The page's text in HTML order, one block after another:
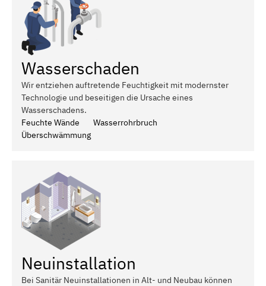
Wasserschaden
Wir entziehen auftretende Feuchtigkeit mit modernster
Technologie und beseitigen die Ursache eines
Wasserschadens.
Feuchte Wände
Wasserrohrbruch
Überschwämmung
Neuinstallation
Bei Sanitär Neuinstallationen in Alt- und Neubau können